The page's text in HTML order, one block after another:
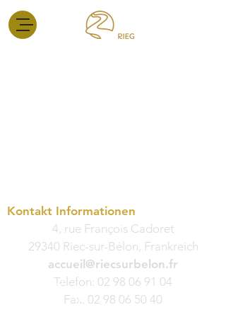
Kontakt Informationen
4, rue François Cadoret
29340 Riec-sur-Bélon, Frankreich
accueil@riecsurbelon.fr
Telefon: 02 98 06 91 04
Fax: 02 98 06 50 40